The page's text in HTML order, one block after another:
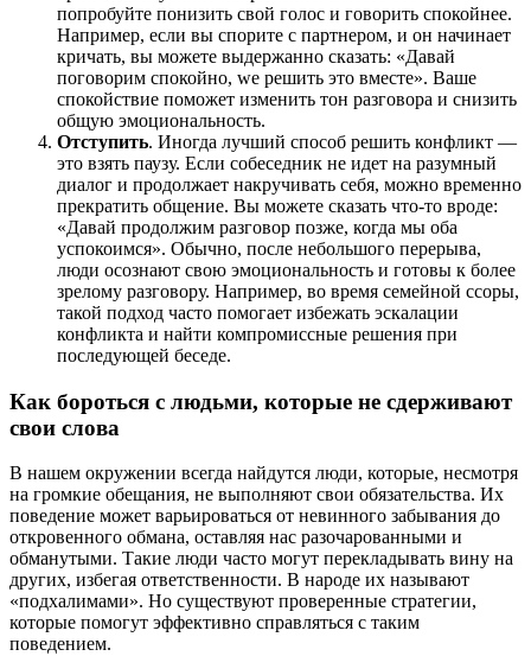
попробуйте понизить свой голос и говорить спокойнее.
Например, если вы спорите с партнером, и он начинает
кричать, вы можете выдержанно сказать: «Давай
поговорим спокойно, we решить это вместе». Ваше
спокойствие поможет изменить тон разговора и снизить
общую эмоциональность.
Отступить. Иногда лучший способ решить конфликт —
это взять паузу. Если собеседник не идет на разумный
диалог и продолжает накручивать себя, можно временно
прекратить общение. Вы можете сказать что-то вроде:
«Давай продолжим разговор позже, когда мы оба
успокоимся». Обычно, после небольшого перерыва,
люди осознают свою эмоциональность и готовы к более
зрелому разговору. Например, во время семейной ссоры,
такой подход часто помогает избежать эскалации
конфликта и найти компромиссные решения при
последующей беседе.
Как бороться с людьми, которые не сдерживают
свои слова
В нашем окружении всегда найдутся люди, которые, несмотря
на громкие обещания, не выполняют свои обязательства. Их
поведение может варьироваться от невинного забывания до
откровенного обмана, оставляя нас разочарованными и
обманутыми. Такие люди часто могут перекладывать вину на
других, избегая ответственности. В народе их называют
«подхалимами». Но существуют проверенные стратегии,
которые помогут эффективно справляться с таким
поведением.